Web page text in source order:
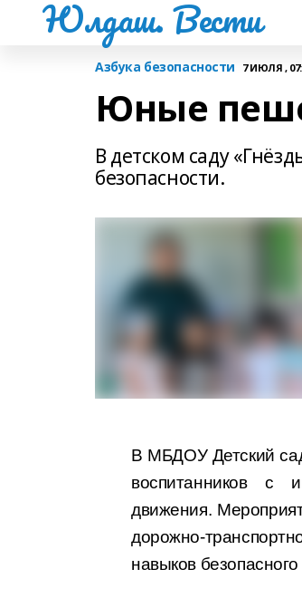
Юлдаш. Вести
Азбука безопасности 7 ИЮЛЯ ,
Юные
В детском саду
безопасности.
В МБДОУ Детский
воспитанников с
движения.
дорожно-
навыков